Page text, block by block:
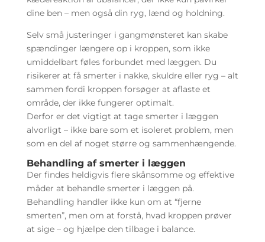
dine ben – men også din ryg, lænd og holdning.
Selv små justeringer i gangmønsteret kan skabe
spændinger længere op i kroppen, som ikke
umiddelbart føles forbundet med læggen. Du
risikerer at få smerter i nakke, skuldre eller ryg – alt
sammen fordi kroppen forsøger at aflaste et
område, der ikke fungerer optimalt.
Derfor er det vigtigt at tage smerter i læggen
alvorligt – ikke bare som et isoleret problem, men
som en del af noget større og sammenhængende.
Behandling af smerter i læggen
Der findes heldigvis flere skånsomme og effektive
måder at behandle smerter i læggen på.
Behandling handler ikke kun om at “fjerne
smerten”, men om at forstå, hvad kroppen prøver
at sige – og hjælpe den tilbage i balance.